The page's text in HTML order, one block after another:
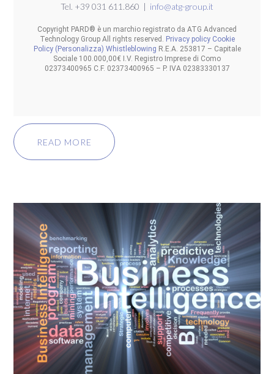
Tel. +39 031 611.860 | info@atg-group.it
Copyright PARD® è un marchio registrato da ATG Advanced
Technology Group All rights reserved.
Privacy policy Cookie
Policy (Personalizza) Whistleblowing R.E.A. 253817 – Capitale
Sociale 100.000,00€ I.V. Registro Imprese di Como
02373400965 C.F. 02373400965 – P. IVA 02383330137
READ MORE